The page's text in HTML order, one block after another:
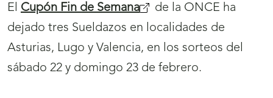
El Cupón Fin de Semana
de la ONCE ha
dejado tres Sueldazos en localidades de
Asturias, Lugo y Valencia, en los sorteos del
sábado 22 y domingo 23 de febrero.